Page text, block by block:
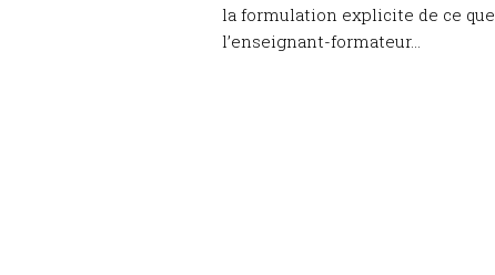
la formulation explicite de ce que
l’enseignant-formateur...